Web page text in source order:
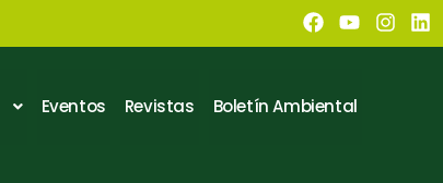
Eventos Revistas Boletín Ambiental